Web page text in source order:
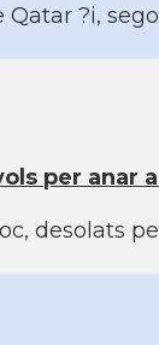
?i,
per
desolats